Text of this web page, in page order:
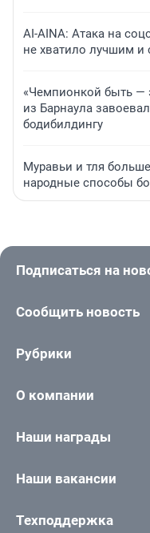
AI-AINA: Атака на
не хватило лучшим и
«Чемпионкой быть —
из Барнаула
бодибилдингу
Муравьи и тля
народные способы
Подписаться на
Сообщить новость
Рубрики
О компании
Наши награды
Наши вакансии
Техподдержка